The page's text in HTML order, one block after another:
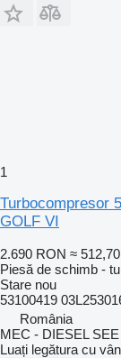
1
Turbocompresor
GOLF VI
2.690 RON ≈
Piesă de schimb -
Stare nou
53100419
România
MEC - DIESEL
Luați legătura cu